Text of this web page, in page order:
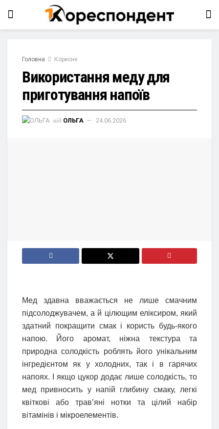
Головна Корисне
Використання меду для
приготування напоїв
від ОЛЬГА 24.06.2026
Мед здавна вважається не лише смачним
підсолоджувачем, а й цілющим еліксиром, який
здатний покращити смак і користь будь-якого
напою. Його аромат, ніжна текстура та
природна солодкість роблять його унікальним
інгредієнтом як у холодних, так і в гарячих
напоях. І якщо цукор додає лише солодкість, то
мед привносить у напій глибину смаку, легкі
квіткові або трав’яні нотки та цілий набір
вітамінів і мікроелементів.